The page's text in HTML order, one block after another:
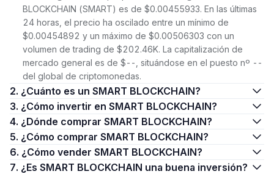
BLOCKCHAIN (SMART) es de $0.00455933. En las últimas
24 horas, el precio ha oscilado entre un mínimo de
$0.00454892 y un máximo de $0.00506303 con un
volumen de trading de $202.46K. La capitalización de
mercado general es de $--, situándose en el puesto nº --
del global de criptomonedas.
2. ¿Cuánto es un SMART BLOCKCHAIN?
3. ¿Cómo invertir en SMART BLOCKCHAIN?
4. ¿Dónde comprar SMART BLOCKCHAIN?
5. ¿Cómo comprar SMART BLOCKCHAIN?
6. ¿Cómo vender SMART BLOCKCHAIN?
7. ¿Es SMART BLOCKCHAIN una buena inversión?